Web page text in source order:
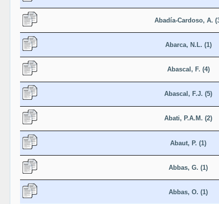
Abadía-Cardoso, A.
Abarca, N.L. (1)
Abascal, F. (4)
Abascal, F.J. (5)
Abati, P.A.M. (2)
Abaut, P. (1)
Abbas, G. (1)
Abbas, O. (1)